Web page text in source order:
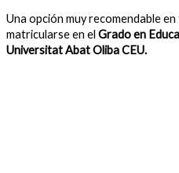
Una opción muy recomendable
matricularse en el Grado en
Universitat Abat Oliba CEU.